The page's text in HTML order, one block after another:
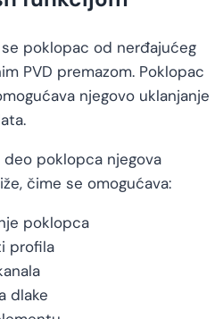
poklopac od nerđajućeg
PVD premazom. Poklopac
njegovo uklanjanje
poklopca njegova
čime se omogućava:
poklopca
profila
dlake